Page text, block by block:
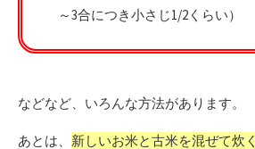
～3合につき小さじ1/2くらい）
などなど、いろんな方法があります。
あとは、 新しいお米と古米を混ぜて炊く